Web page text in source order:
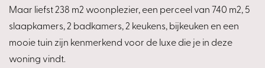
Maar liefst 238 m2 woonplezier, een perceel van 740 m2, 5
slaapkamers, 2 badkamers, 2 keukens, bijkeuken en een
mooie tuin zijn kenmerkend voor de luxe die je in deze
woning vindt.